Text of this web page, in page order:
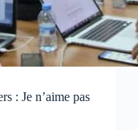
: Je n’aime pas